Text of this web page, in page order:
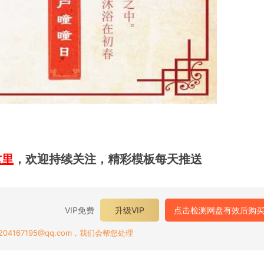
，欢迎持续关注，精彩模板每天推送
VIP免费 升级VIP 点击检测网盘有效后购买
，我们会帮您处理